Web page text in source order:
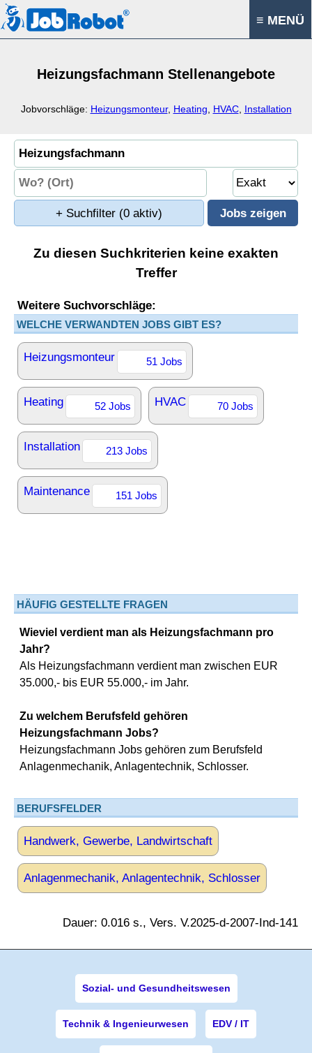
≡ MENÜ
Heizungsfachmann Stellenangebote
Jobvorschläge: Heizungsmonteur, Heating HVAC, Installation
+ Suchfilter (0 aktiv)
Zu diesen Suchkriterien keine exakten
Treffer
Weitere Suchvorschläge:
WELCHE VERWANDTEN JOBS GIBT ES?
Heizungsmonteur 51 Jobs
Heating 52 Jobs HVAC 70 Jobs
Installation 213 Jobs
Maintenance 151 Jobs
HÄUFIG GESTELLTE FRAGEN
Wieviel verdient man als Heizungsfachmann pro
Jahr?
Als Heizungsfachmann verdient man zwischen EUR
35.000,- bis EUR 55.000,- im Jahr.
Zu welchem Berufsfeld gehören
Heizungsfachmann Jobs?
Heizungsfachmann Jobs gehören zum Berufsfeld
Anlagenmechanik, Anlagentechnik, Schlosser.
BERUFSFELDER
Handwerk, Gewerbe, Landwirtschaft
Anlagenmechanik, Anlagentechnik, Schlosser
Dauer: 0.016 s., Vers. V.2025-d-2007-Ind-141
Sozial- und Gesundheitswesen
Technik & Ingenieurwesen EDV / IT